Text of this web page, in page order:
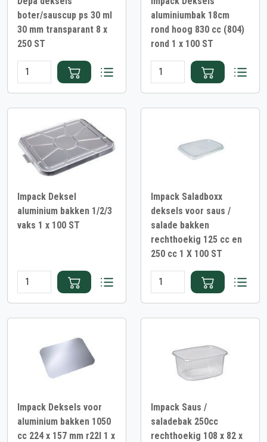
boter/sauscup ps 30 ml
30 mm transparant 8 x
250 ST
aluminiumbak 18cm
rond hoog 830 cc (804)
rond 1 x 100 ST
Impack Deksel
aluminium bakken 1/2/3
vaks 1 x 100 ST
Impack Saladboxx
deksels voor saus /
salade bakken
rechthoekig 125 cc en
250 cc 1 X 100 ST
Impack Deksels voor
aluminium bakken 1050
cc 224 x 157 mm r22l 1 x
Impack Saus /
saladebak 250cc
rechthoekig 108 x 82 x